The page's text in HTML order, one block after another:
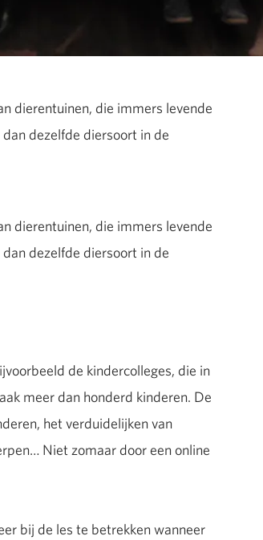
dierentuinen, die immers levende
dezelfde diersoort in de
dierentuinen, die immers levende
dezelfde diersoort in de
de kindercolleges, die in
meer dan honderd kinderen. De
het verduidelijken van
Niet zomaar door een online
bij de les te betrekken wanneer